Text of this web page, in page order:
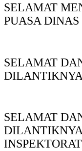
SELAMAT
PUASA
SELAMAT
SELAMAT
INSPEKTORAT